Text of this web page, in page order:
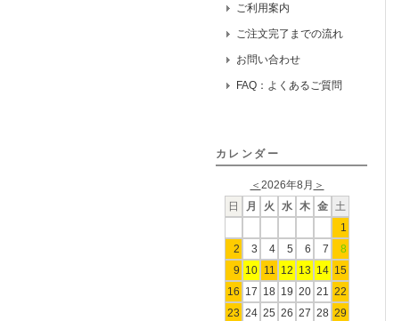
ご利用案内
ご注文完了までの流れ
お問い合わせ
FAQ：よくあるご質問
カレンダー
＜ 2026年8月 ＞
日
月 火 水 木 金
土
1
2
3 4 5 6 7
8
9 10 11 12 13 14 15
16 17 18 19 20 21
22
23 24 25 26 27 28 29